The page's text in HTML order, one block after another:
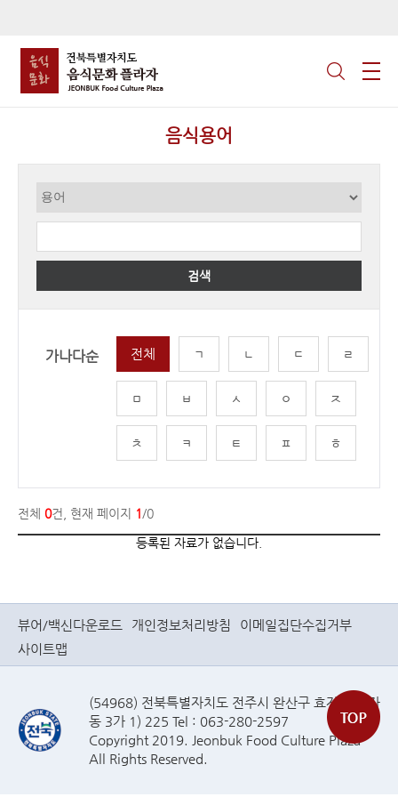
음식용어
검색
가나다순 전체 ㄱ ㄴ ㄷ ㄹ
ㅁ ㅂ ㅅ ㅇ ㅈ
ㅊ ㅋ ㅌ ㅍ ㅎ
전체 0건, 현재 페이지 1/0
등록된 자료가 없습니다.
뷰어/백신다운로드 개인정보처리방침
이메일집단수집거부
사이트맵
(54968) 전북특별자치도 전주시 완산구 효자로(효자
동 3가 1) 225 Tel : 063-280-2597
Copyright 2019. Jeonbuk Food Culture Plaza
All Rights Reserved.